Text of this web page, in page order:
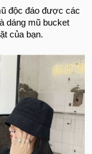
độc đáo được các
dáng mũ bucket
của bạn.